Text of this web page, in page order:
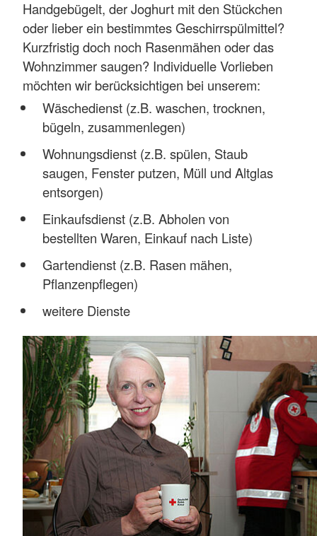
Handgebügelt, der Joghurt mit den Stückchen
oder lieber ein bestimmtes Geschirrspülmittel?
Kurzfristig doch noch Rasenmähen oder das
Wohnzimmer saugen? Individuelle Vorlieben
möchten wir berücksichtigen bei unserem:
Wäschedienst (z.B. waschen, trocknen,
bügeln, zusammenlegen)
Wohnungsdienst (z.B. spülen, Staub
saugen, Fenster putzen, Müll und Altglas
entsorgen)
Einkaufsdienst (z.B. Abholen von
bestellten Waren, Einkauf nach Liste)
Gartendienst (z.B. Rasen mähen,
Pflanzenpflegen)
weitere Dienste